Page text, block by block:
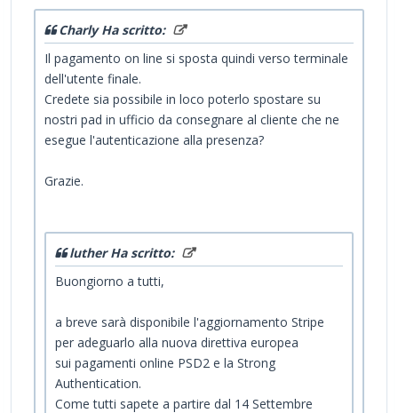
Charly Ha scritto:
Il pagamento on line si sposta quindi verso terminale
dell'utente finale.
Credete sia possibile in loco poterlo spostare su
nostri pad in ufficio da consegnare al cliente che ne
esegue l'autenticazione alla presenza?
Grazie.
luther Ha scritto:
Buongiorno a tutti,
a breve sarà disponibile l'aggiornamento Stripe
per adeguarlo alla nuova direttiva europea
sui pagamenti online PSD2 e la Strong
Authentication.
Come tutti sapete a partire dal 14 Settembre